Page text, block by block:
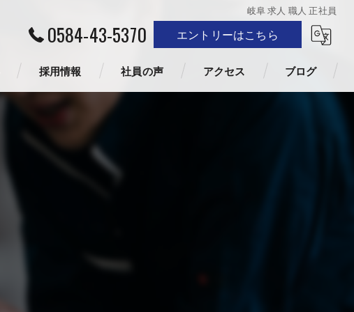
岐阜 求人 職人 正社員
0584-43-5370 エントリーはこちら
採用情報 社員の声 アクセス ブログ